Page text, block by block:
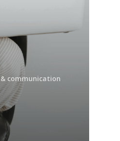
communication